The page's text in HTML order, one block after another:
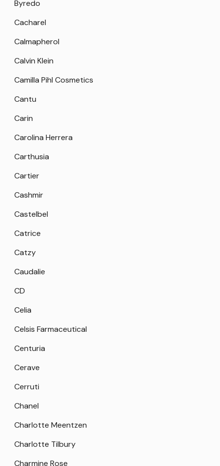
Byredo
Cacharel
Calmapherol
Calvin Klein
Camilla Pihl Cosmetics
Cantu
Carin
Carolina Herrera
Carthusia
Cartier
Cashmir
Castelbel
Catrice
Catzy
Caudalie
CD
Celia
Celsis Farmaceutical
Centuria
Cerave
Cerruti
Chanel
Charlotte Meentzen
Charlotte Tilbury
Charmine Rose